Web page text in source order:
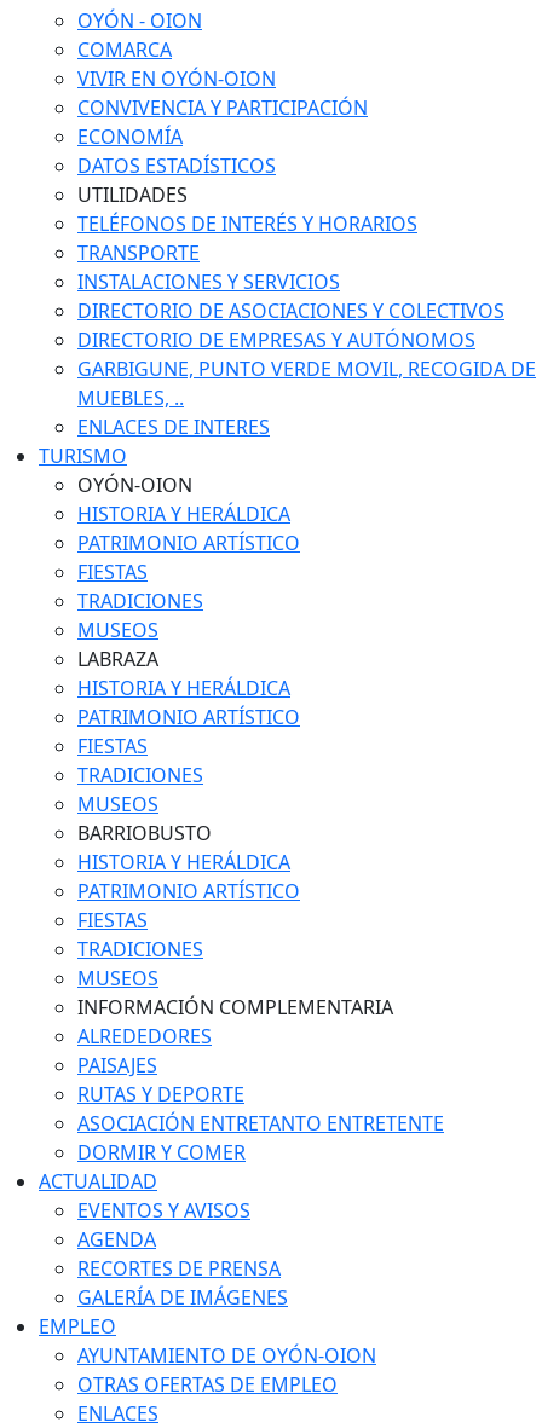
OYÓN - OION
COMARCA
VIVIR EN OYÓN-OION
CONVIVENCIA Y PARTICIPACIÓN
ECONOMÍA
DATOS ESTADÍSTICOS
UTILIDADES
TELÉFONOS DE INTERÉS Y HORARIOS
TRANSPORTE
INSTALACIONES Y SERVICIOS
DIRECTORIO DE ASOCIACIONES Y COLECTIVOS
DIRECTORIO DE EMPRESAS Y AUTÓNOMOS
GARBIGUNE, PUNTO VERDE MOVIL, RECOGIDA DE
MUEBLES, ..
ENLACES DE INTERES
TURISMO
OYÓN-OION
HISTORIA Y HERÁLDICA
PATRIMONIO ARTÍSTICO
FIESTAS
TRADICIONES
MUSEOS
LABRAZA
HISTORIA Y HERÁLDICA
PATRIMONIO ARTÍSTICO
FIESTAS
TRADICIONES
MUSEOS
BARRIOBUSTO
HISTORIA Y HERÁLDICA
PATRIMONIO ARTÍSTICO
FIESTAS
TRADICIONES
MUSEOS
INFORMACIÓN COMPLEMENTARIA
ALREDEDORES
PAISAJES
RUTAS Y DEPORTE
ASOCIACIÓN ENTRETANTO ENTRETENTE
DORMIR Y COMER
ACTUALIDAD
EVENTOS Y AVISOS
AGENDA
RECORTES DE PRENSA
GALERÍA DE IMÁGENES
EMPLEO
AYUNTAMIENTO DE OYÓN-OION
OTRAS OFERTAS DE EMPLEO
ENLACES